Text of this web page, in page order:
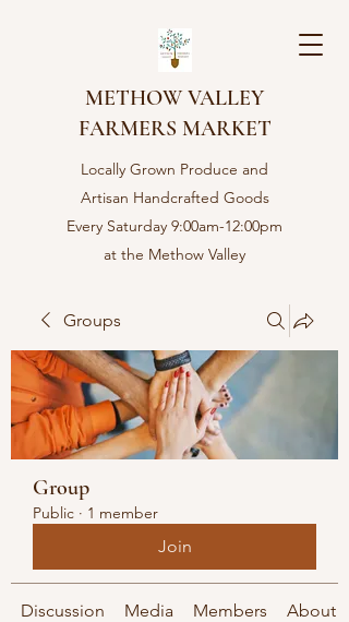
METHOW VALLEY
FARMERS MARKET
Locally Grown Produce and
Artisan Handcrafted Goods
Every Saturday 9:00am-12:00pm
at the Methow Valley
Groups
Group
Public · 1 member
Join
Discussion Media Members About